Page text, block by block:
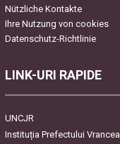
Nützliche Kontakte
Ihre Nutzung von cookies
Datenschutz-Richtlinie
LINK-URI RAPIDE
UNCJR
Instituția Prefectului Vrancea